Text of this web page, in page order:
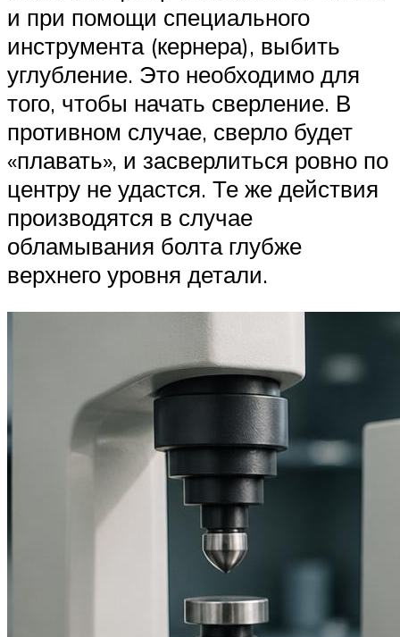
и при помощи специального
инструмента (кернера), выбить
углубление. Это необходимо для
того, чтобы начать сверление. В
противном случае, сверло будет
«плавать», и засверлиться ровно по
центру не удастся. Те же действия
производятся в случае
обламывания болта глубже
верхнего уровня детали.